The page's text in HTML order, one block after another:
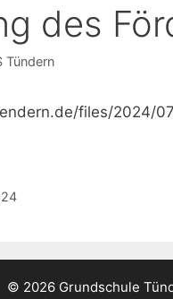
des
Tündern
files/2024/
© 2026 Grundschule